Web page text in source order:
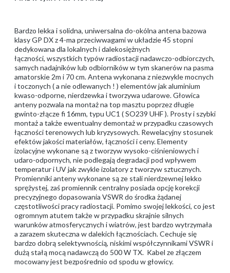
Bardzo lekka i solidna, uniwersalna do-okólna antena bazowa
klasy GP DX z 4-ma przeciwwagami w układzie 45 stopni
dedykowana dla lokalnych i dalekosiężnych
łączności, wszystkich typów radiostacji nadawczo-odbiorczych,
samych nadajników lub odbiorników w tym skanerów na pasma
amatorskie 2m i 70 cm. Antena wykonana z niezwykle mocnych
i toczonych ( a nie odlewanych ! ) elementów jak aluminium
kwaso-odporne, nierdzewka i tworzywa udarowe. Głowica
anteny pozwala na montaż na top masztu poprzez długie
gwinto-złącze fi 16mm, typu UC1 ( SO239 UHF ). Prosty i szybki
montaż a także ewentualny demontaż w przypadku czasowych
łączności terenowych lub kryzysowych. Rewelacyjny stosunek
efektów jakości materiałów, łączności i ceny. Elementy
izolacyjne wykonane są z tworzyw wysoko-ciśnieniowych i
udaro-odpornych, nie podlegają degradacji pod wpływem
temperatur i UV jak zwykle izolatory z tworzyw sztucznych.
Promienniki anteny wykonane są ze stali nierdzewnej lekko
sprężystej, zaś promiennik centralny posiada opcję korekcji
precyzyjnego dopasowania VSWR do środka żądanej
częstotliwości pracy radiostacji. Pomimo swojej lekkości, co jest
ogromnym atutem także w przypadku skrajnie silnych
warunków atmosferycznych i wiatrów, jest bardzo wytrzymała
a zarazem skuteczna w dalekich łącznościach. Cechuje się
bardzo dobrą selektywnością, niskimi współczynnikami VSWR i
dużą stałą mocą nadawczą do 500 W TX. Kabel ze złączem
mocowany jest bezpośrednio od spodu w głowicy.